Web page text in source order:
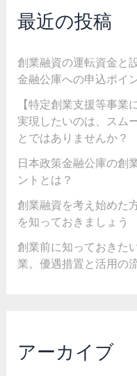
最近の投稿
創業融資の運転資金と
金融公庫への申込ポイ
【特定創業支援等事業
実現したいのは、スム
とではありませんか？
日本政策金融公庫の創
ントとは？
創業融資を考え始めた
を知っておきましょう
創業前に知っておきた
業。優遇措置と活用の
アーカイブ